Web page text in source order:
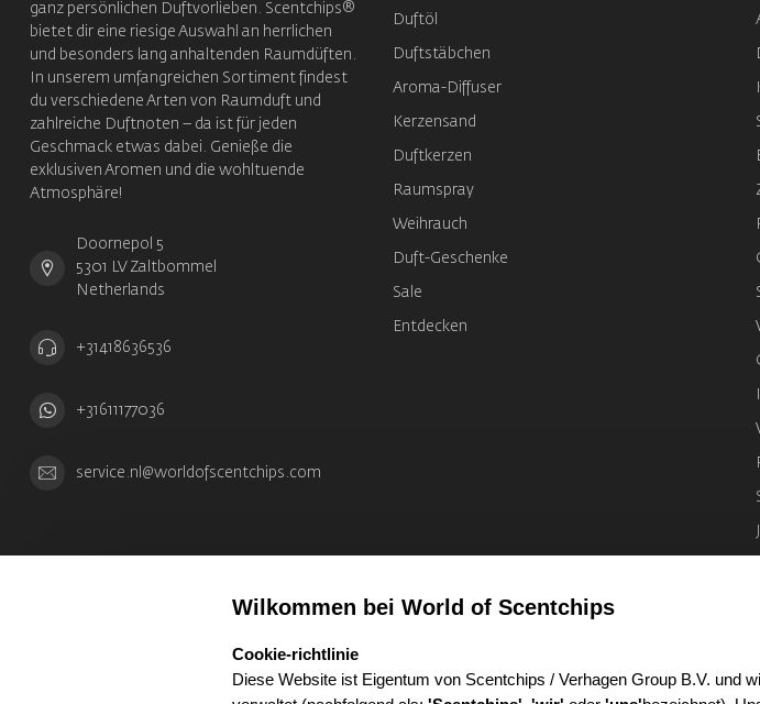
ganz persönlichen Duftvorlieben. Scentchips®
bietet dir eine riesige Auswahl an herrlichen
und besonders lang anhaltenden Raumdüften.
In unserem umfangreichen Sortiment findest
du verschiedene Arten von Raumduft und
zahlreiche Duftnoten – da ist für jeden
Geschmack etwas dabei. Genieße die
exklusiven Aromen und die wohltuende
Atmosphäre!
Doornepol 5
5301 LV Zaltbommel
Netherlands
+31418636536
+31611177036
service.nl@worldofscentchips.com
Duftöl
Duftstäbchen
Aroma-Diffuser
Kerzensand
Duftkerzen
Raumspray
Weihrauch
Duft-Geschenke
Sale
Entdecken
Wilkommen bei World of Scentchips
select language
Cookie-richtlinie
Diese Website ist Eigentum von Scentchips / Verhagen Group B.V. und